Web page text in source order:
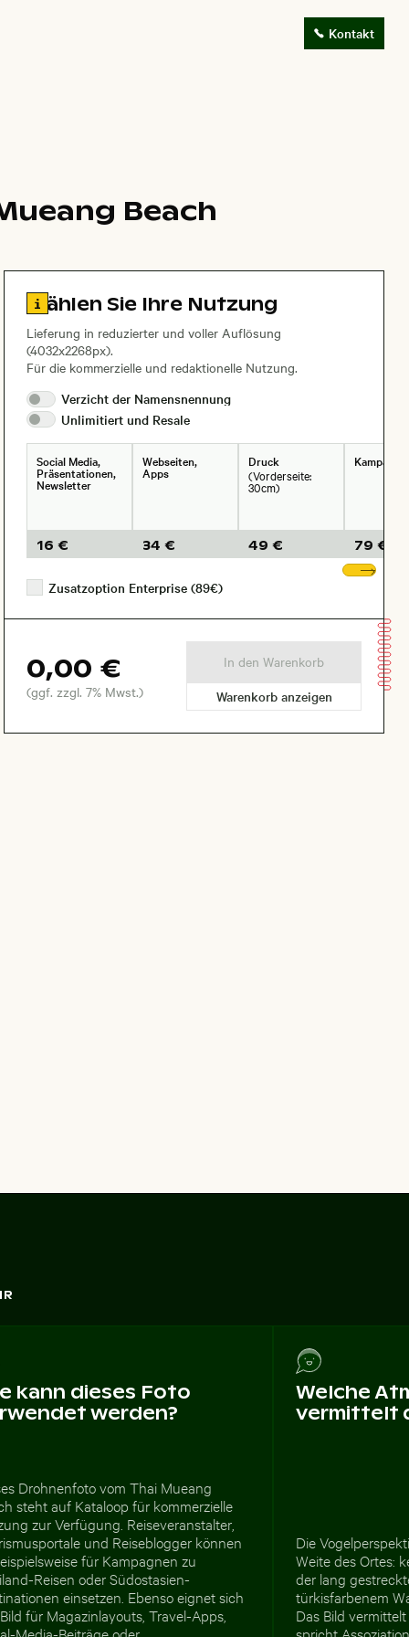
Kontakt
Beach
Zu den Lizenzinformationen springen
Wählen Sie Ihre Nutzung
Lieferung in reduzierter und voller Auflösung
(4032x2268px).
Für die kommerzielle und redaktionelle Nutzung.
Verzicht der Namensnennung
Unlimitiert und Resale
Social Media,
Präsentationen,
Newsletter
16 €
Webseiten,
Apps
34 €
Druck
(Vorderseite:
30cm)
49 €
79 €
Zusatzoption Enterprise (89€)
0,00 €
(ggf. zzgl. 7% Mwst.)
In den Warenkorb
Warenkorb anzeigen
kann dieses Foto
werden?
Drohnenfoto vom Thai Mueang
steht auf Kataloop für kommerzielle
zur Verfügung. Reiseveranstalter,
und Reiseblogger können
für Kampagnen zu
Reisen oder Südostasien-
einsetzen. Ebenso eignet sich
für Magazinlayouts, Travel-Apps,
Media-Beiträge oder
Welche
vermittelt
Die
Weite des Ortes:
der lang
türkisfarbenem
Das Bild
spricht